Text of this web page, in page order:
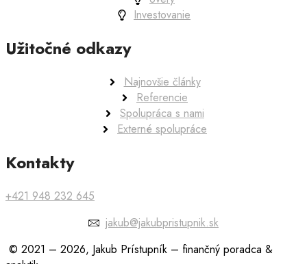
Investovanie
Užitočné odkazy
Najnovšie články
Referencie
Spolupráca s nami
Externé spolupráce
Kontakty
+421 948 232 645
jakub@jakubpristupnik.sk
© 2021 – 2026, Jakub Prístupník – finančný poradca &